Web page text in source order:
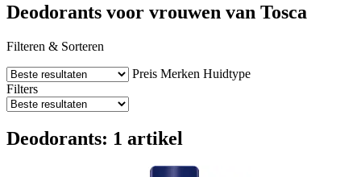
Deodorants voor vrouwen van Tosca
Filteren & Sorteren
Preis Merken Huidtype
Filters
Deodorants: 1 artikel